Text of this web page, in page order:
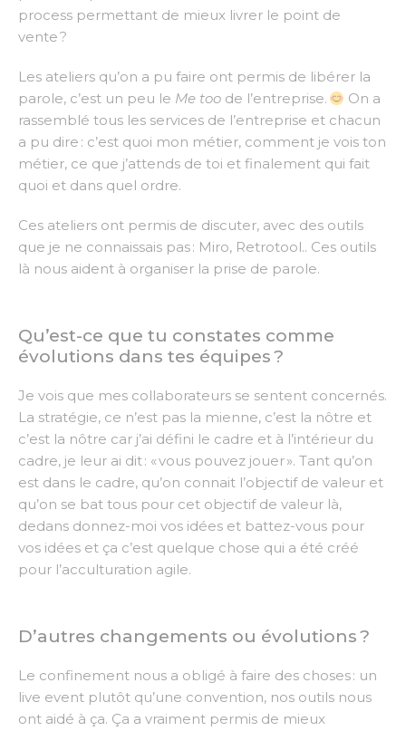
process permettant de mieux livrer le point de
vente ?
Les ateliers qu’on a pu faire ont permis de libérer la
parole, c’est un peu le Me too de l’entreprise.
On a
rassemblé tous les services de l’entreprise et chacun
a pu dire : c’est quoi mon métier, comment je vois ton
métier, ce que j’attends de toi et finalement qui fait
quoi et dans quel ordre.
Ces ateliers ont permis de discuter, avec des outils
que je ne connaissais pas : Miro, Retrotool.. Ces outils
là nous aident à organiser la prise de parole.
Qu’est-ce que tu constates comme
évolutions dans tes équipes ?
Je vois que mes collaborateurs se sentent concernés.
La stratégie, ce n’est pas la mienne, c’est la nôtre et
c’est la nôtre car j’ai défini le cadre et à l’intérieur du
cadre, je leur ai dit : « vous pouvez jouer ». Tant qu’on
est dans le cadre, qu’on connait l’objectif de valeur et
qu’on se bat tous pour cet objectif de valeur là,
dedans donnez-moi vos idées et battez-vous pour
vos idées et ça c’est quelque chose qui a été créé
pour l’acculturation agile.
D’autres changements ou évolutions ?
Le confinement nous a obligé à faire des choses : un
live event plutôt qu’une convention, nos outils nous
ont aidé à ça. Ça a vraiment permis de mieux